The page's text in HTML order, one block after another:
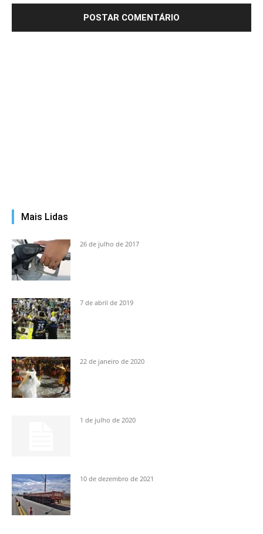
Mais Lidas
26 de julho de 2017
7 de abril de 2019
22 de janeiro de 2020
1 de julho de 2020
10 de dezembro de 2021